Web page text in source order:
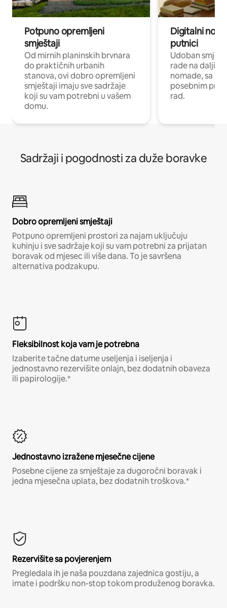
Potpuno opremljeni
smještaji
Od mirnih planinskih brvnara
do praktičnih urbanih
stanova, ovi dobro opremljeni
smještaji imaju sve sadržaje
koji su vam potrebni u vašem
domu.
Digitalni
putnici
Udoban
rade na
nomade, sa
posebnim
rad.
Sadržaji i pogodnosti za duže boravke
Dobro opremljeni smještaji
Potpuno opremljeni prostori za najam uključuju
kuhinju i sve sadržaje koji su vam potrebni za prijatan
boravak od mjesec ili više dana. To je savršena
alternativa podzakupu.
Fleksibilnost koja vam je potrebna
Izaberite tačne datume useljenja i iseljenja i
jednostavno rezervišite onlajn, bez dodatnih obaveza
ili papirologije.*
Jednostavno izražene mjesečne cijene
Posebne cijene za smještaje za dugoročni boravak i
jedna mjesečna uplata, bez dodatnih troškova.*
Rezervišite sa povjerenjem
Pregledala ih je naša pouzdana zajednica gostiju, a
imate i podršku non-stop tokom produženog boravka.